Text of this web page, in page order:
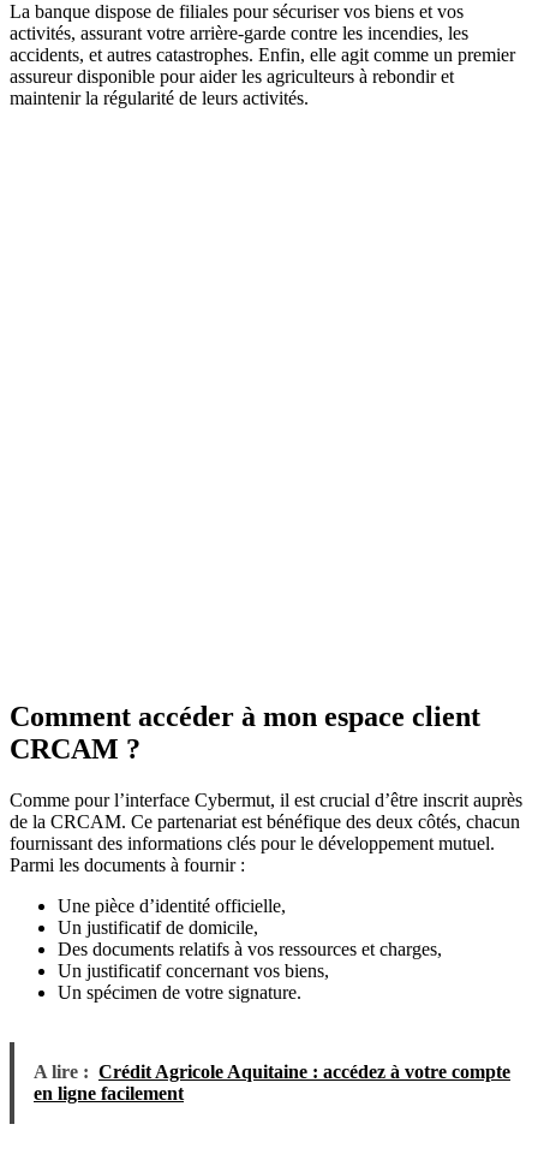
La banque dispose de filiales pour sécuriser vos biens et vos
activités, assurant votre arrière-garde contre les incendies, les
accidents, et autres catastrophes. Enfin, elle agit comme un premier
assureur disponible pour aider les agriculteurs à rebondir et
maintenir la régularité de leurs activités.
Comment accéder à mon espace client
CRCAM ?
Comme pour l’interface Cybermut, il est crucial d’être inscrit auprès
de la CRCAM. Ce partenariat est bénéfique des deux côtés, chacun
fournissant des informations clés pour le développement mutuel.
Parmi les documents à fournir :
Une pièce d’identité officielle,
Un justificatif de domicile,
Des documents relatifs à vos ressources et charges,
Un justificatif concernant vos biens,
Un spécimen de votre signature.
A lire : Crédit Agricole Aquitaine : accédez à votre compte
en ligne facilement